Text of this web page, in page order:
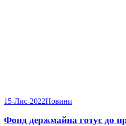
15-Лис-2022Новини
Фонд держмайна готує до